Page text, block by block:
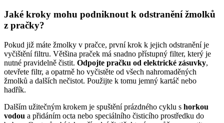
Jaké kroky mohu podniknout k odstranění žmolků
z pračky?
Pokud již máte ⁤žmolky v pračce, první​ krok⁢ k ⁣jejich odstranění je
vyčištění filtru. Většina ⁤praček má snadno‌ přístupný‌ filter, který je
nutné pravidelně čistit. Odpojte pračku ​od elektrické zásuvky,
otevřete filtr,⁣ a ⁣opatrně ho vyčistěte⁣ od všech nahromaděných
žmolků​ a dalších nečistot. Použijte k tomu⁣ jemný kartáč nebo
⁣hadřík.
Dalším užitečným ‌krokem ​je ​spuštění prázdného cyklu s horkou
vodou a přidáním​ octa nebo speciálního čisticího ‍prostředku do